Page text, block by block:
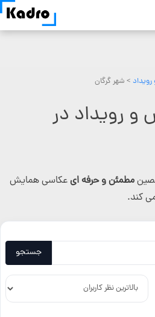
> شهر گرگان
رویداد در
مطمئن و حرفه ایعکاسی همایش
کند.
جستجو